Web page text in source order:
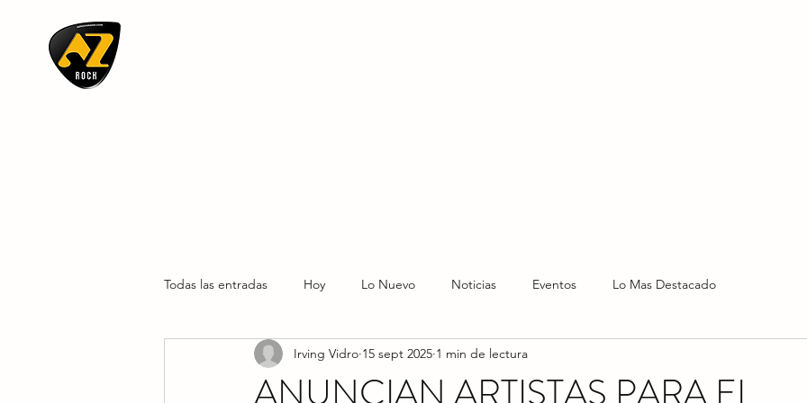
Todas las entradas Hoy Lo Nuevo Noticias Eventos Lo Mas Destacado
ANUNCIAN ARTISTAS PARA EL
Irving Vidro 15 sept 2025 1 min de lectura